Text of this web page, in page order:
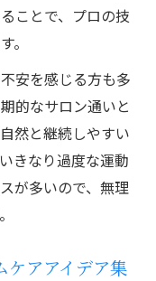
ことで、プロの技
。
安を感じる方も多
的なサロン通いと
然と継続しやすい
きなり過度な運動
が多いので、無理
ケアアイデア集